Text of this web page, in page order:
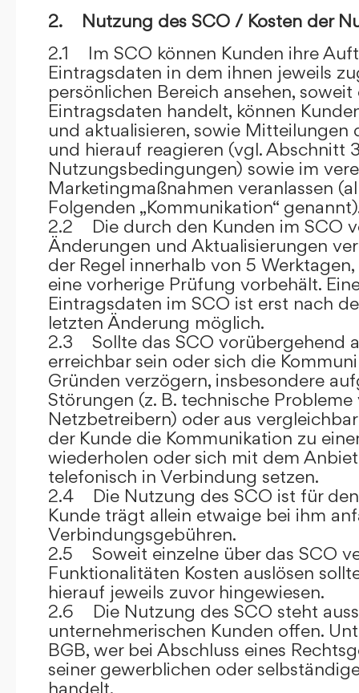
2. Nutzung des SCO / Kosten der
2.1 Im SCO können Kunden ihre
Eintragsdaten in dem ihnen jeweils
persönlichen Bereich ansehen,
Eintragsdaten handelt, können
und aktualisieren, sowie Mitteilungen
und hierauf reagieren (vgl. Abschnitt
Nutzungsbedingungen) sowie im
Marketingmaßnahmen veranlassen
Folgenden „Kommunikation“
2.2 Die durch den Kunden im SCO
Änderungen und Aktualisierungen
der Regel innerhalb von 5
eine vorherige Prüfung vorbehält.
Eintragsdaten im SCO ist erst nach
letzten Änderung möglich.
2.3 Sollte das SCO vorübergehend
erreichbar sein oder sich die
Gründen verzögern, insbesondere
Störungen (z. B. technische
Netzbetreibern) oder aus
der Kunde die Kommunikation zu
wiederholen oder sich mit dem
telefonisch in Verbindung setzen.
2.4 Die Nutzung des SCO ist für den
Kunde trägt allein etwaige bei ihm
Verbindungsgebühren.
2.5 Soweit einzelne über das SCO
Funktionalitäten Kosten auslösen
hierauf jeweils zuvor hingewiesen.
2.6 Die Nutzung des SCO steht
unternehmerischen Kunden offen.
BGB, wer bei Abschluss eines
seiner gewerblichen oder
handelt.